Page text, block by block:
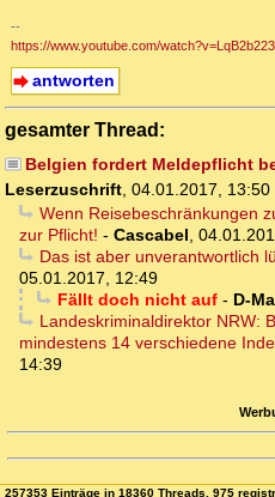
--
https://www.youtube.com/
antworten
gesamter Thread:
Belgien fordert Meldepflicht
Leserzuschrift, 04.01.2017, 13:50
Wenn Reisebeschränkungen
zur Pflicht! - Cascabel,
Das ist aber unverantwortlich
05.01.2017, 12:49
Fällt doch nicht auf- D-
Landeskriminaldirektor NRW:
mindestens 14 verschiedene
14:39
257353 Einträge in 18360 Threads, 975